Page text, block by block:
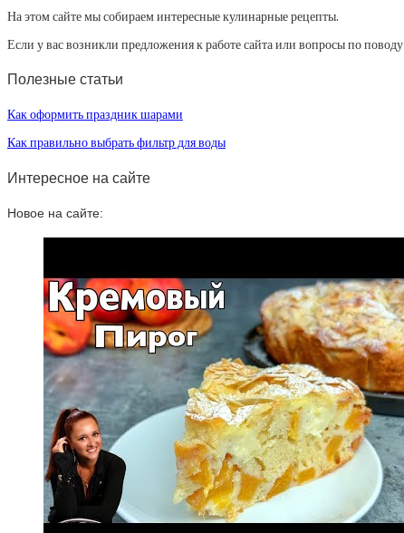
На этом сайте мы собираем интересные кулинарные рецепты.
Если у вас возникли предложения к работе сайта или вопросы по
Полезные статьи
Как оформить праздник шарами
Как правильно выбрать фильтр для воды
Интересное на сайте
Новое на сайте: